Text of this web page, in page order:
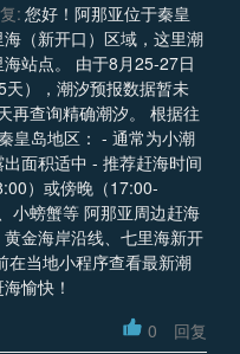
: 您好！阿那亚位于秦皇
（新开口）区域，这里潮
8月25-27日
），潮汐预报数据暂未
询精确潮汐。 根据往
皇岛地区： - 通常为小潮
面积适中 - 推荐赶海时间
）或傍晚（17:00-
那亚周边赶海
金海岸沿线、七里海新开
在当地小程序查看最新潮
愉快！
0 回复